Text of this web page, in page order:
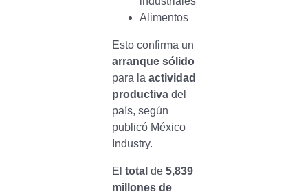
Alimentos
Esto confirma un
arranque sólido
para la actividad
productivadel
país, según
publicó México
Industry.
El total de 5,839
millones de